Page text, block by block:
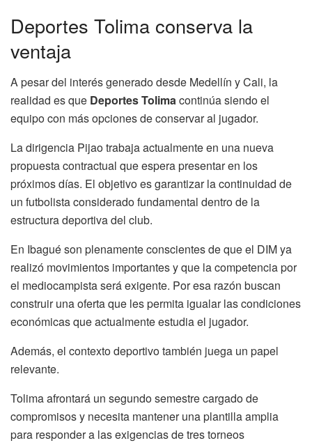
Deportes Tolima conserva la
ventaja
A pesar del interés generado desde Medellín y Cali, la
realidad es que Deportes Tolima continúa siendo el
equipo con más opciones de conservar al jugador.
La dirigencia Pijao trabaja actualmente en una nueva
propuesta contractual que espera presentar en los
próximos días. El objetivo es garantizar la continuidad de
un futbolista considerado fundamental dentro de la
estructura deportiva del club.
En Ibagué son plenamente conscientes de que el DIM ya
realizó movimientos importantes y que la competencia por
el mediocampista será exigente. Por esa razón buscan
construir una oferta que les permita igualar las condiciones
económicas que actualmente estudia el jugador.
Además, el contexto deportivo también juega un papel
relevante.
Tolima afrontará un segundo semestre cargado de
compromisos y necesita mantener una plantilla amplia
para responder a las exigencias de tres torneos